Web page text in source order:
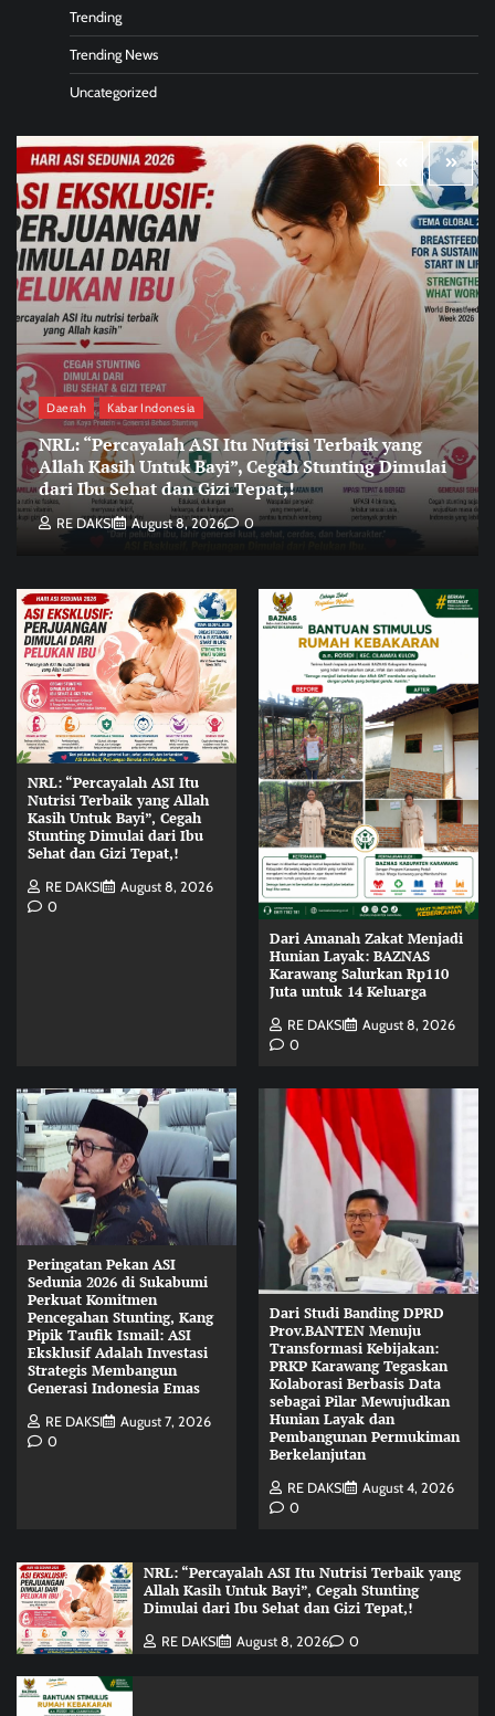
Trending
Trending News
Uncategorized
Daerah Kabar Indonesia
NRL: “Percayalah ASI Itu Nutrisi Terbaik yang
Allah Kasih Untuk Bayi”, Cegah Stunting Dimulai
dari Ibu Sehat dan Gizi Tepat,!
RE DAKSI August 8, 2026 0
NRL: “Percayalah ASI Itu
Nutrisi Terbaik yang Allah
Kasih Untuk Bayi”, Cegah
Stunting Dimulai dari Ibu
Sehat dan Gizi Tepat,!
RE DAKSI
August 8, 2026
0
Dari Amanah Zakat Menjadi
Hunian Layak: BAZNAS
Karawang Salurkan Rp110
Juta untuk 14 Keluarga
RE DAKSI
August 8, 2026
0
Peringatan Pekan ASI
Sedunia 2026 di Sukabumi
Perkuat Komitmen
Pencegahan Stunting, Kang
Pipik Taufik Ismail: ASI
Eksklusif Adalah Investasi
Strategis Membangun
Generasi Indonesia Emas
RE DAKSI
August 7, 2026
0
Dari Studi Banding DPRD
Prov.BANTEN Menuju
Transformasi Kebijakan:
PRKP Karawang Tegaskan
Kolaborasi Berbasis Data
sebagai Pilar Mewujudkan
Hunian Layak dan
Pembangunan Permukiman
Berkelanjutan
RE DAKSI
August 4, 2026
0
NRL: “Percayalah ASI Itu Nutrisi Terbaik yang
Allah Kasih Untuk Bayi”, Cegah Stunting
Dimulai dari Ibu Sehat dan Gizi Tepat,!
RE DAKSI August 8, 2026 0